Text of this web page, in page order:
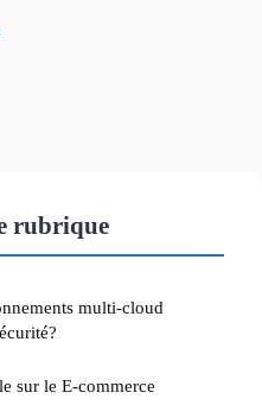
rubrique
multi-cloud
sur le E-commerce